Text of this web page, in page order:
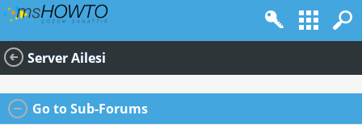
Server Ailesi
Go to Sub-Forums